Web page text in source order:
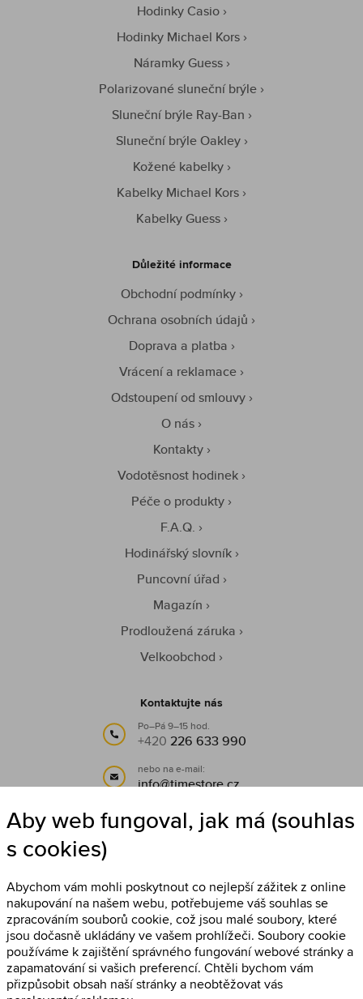
Hodinky Casio
Hodinky Michael Kors
Náramky Guess
Polarizované sluneční brýle
Sluneční brýle Ray-Ban
Sluneční brýle Oakley
Kožené kabelky
Kabelky Michael Kors
Kabelky Guess
Důležité informace
Obchodní podmínky
Ochrana osobních údajů
Doprava a platba
Vrácení a reklamace
Odstoupení od smlouvy
O nás
Kontakty
Vodotěsnost hodinek
Péče o produkty
F.A.Q.
Hodinářský slovník
Puncovní úřad
Magazín
Prodloužená záruka
Velkoobchod
Kontaktujte nás
Po–Pá 9–15 hod.
+420 226 633 990
nebo na e-mail:
info@timestore.cz
Sledujte nás
Aby web fungoval, jak má (souhlas
s cookies)
Abychom vám mohli poskytnout co nejlepší zážitek z online
nakupování na našem webu, potřebujeme váš souhlas se
zpracováním souborů cookie, což jsou malé soubory, které
jsou dočasně ukládány ve vašem prohlížeči. Soubory cookie
používáme k zajištění správného fungování webové stránky a
zapamatování si vašich preferencí. Chtěli bychom vám
přizpůsobit obsah naší stránky a neobtěžovat vás